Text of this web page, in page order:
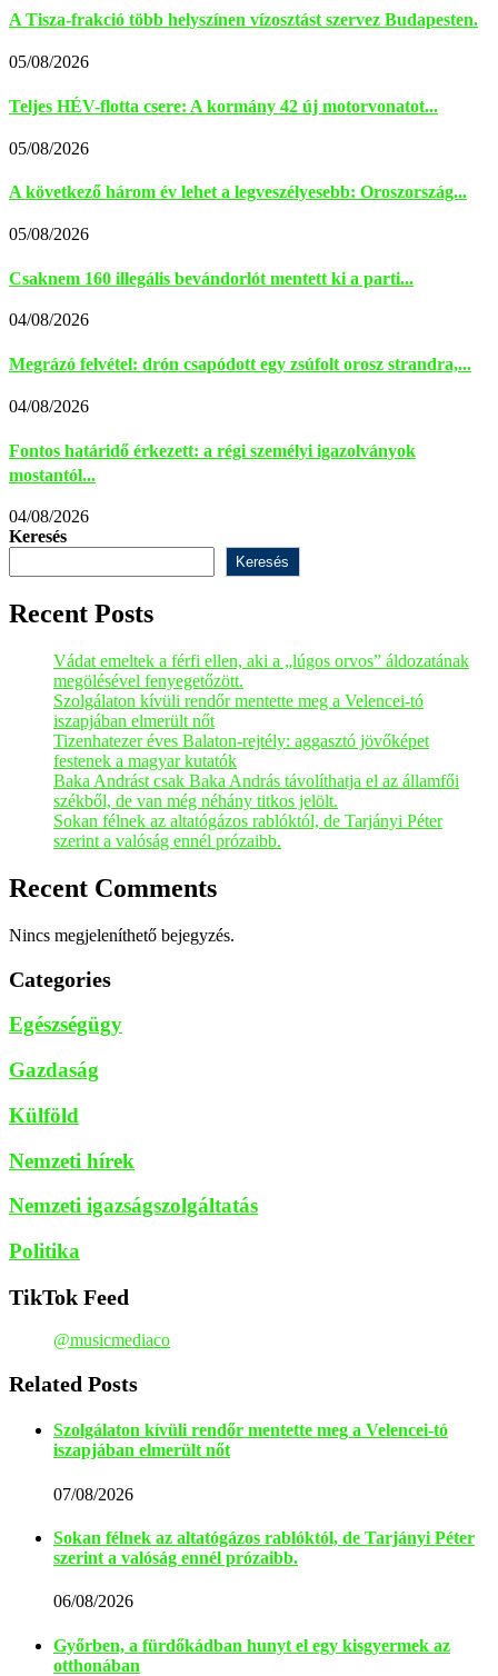
A Tisza-frakció több helyszínen vízosztást szervez Budapesten.
05/08/2026
Teljes HÉV-flotta csere: A kormány 42 új motorvonatot...
05/08/2026
A következő három év lehet a legveszélyesebb: Oroszország...
05/08/2026
Csaknem 160 illegális bevándorlót mentett ki a parti...
04/08/2026
Megrázó felvétel: drón csapódott egy zsúfolt orosz strandra,...
04/08/2026
Fontos határidő érkezett: a régi személyi igazolványok
mostantól...
04/08/2026
Keresés
Keresés
Recent Posts
Vádat emeltek a férfi ellen, aki a „lúgos orvos” áldozatának
megölésével fenyegetőzött.
Szolgálaton kívüli rendőr mentette meg a Velencei-tó
iszapjában elmerült nőt
Tizenhatezer éves Balaton-rejtély: aggasztó jövőképet
festenek a magyar kutatók
Baka Andrást csak Baka András távolíthatja el az államfői
székből, de van még néhány titkos jelölt.
Sokan félnek az altatógázos rablóktól, de Tarjányi Péter
szerint a valóság ennél prózaibb.
Recent Comments
Nincs megjeleníthető bejegyzés.
Categories
Egészségügy
Gazdaság
Külföld
Nemzeti hírek
Nemzeti igazságszolgáltatás
Politika
TikTok Feed
@musicmediaco
Related Posts
Szolgálaton kívüli rendőr mentette meg a Velencei-tó
iszapjában elmerült nőt
07/08/2026
Sokan félnek az altatógázos rablóktól, de Tarjányi Péter
szerint a valóság ennél prózaibb.
06/08/2026
Győrben, a fürdőkádban hunyt el egy kisgyermek az
otthonában